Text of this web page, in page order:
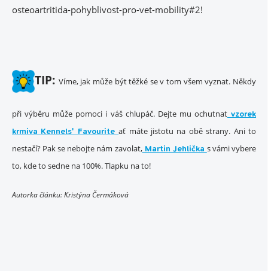
osteoartritida-pohyblivost-pro-vet-mobility#2!
TIP: Víme, jak může být těžké se v tom všem vyznat. Někdy
při výběru může pomoci i váš chlupáč. Dejte mu ochutnatvzorek
krmiva Kennels' Favouriteať máte jistotu na obě strany. Ani to
nestačí? Pak se nebojte nám zavolat,Martin Jehlička s vámi vybere
to, kde to sedne na 100%. Tlapku na to!
Autorka článku: Kristýna Čermáková